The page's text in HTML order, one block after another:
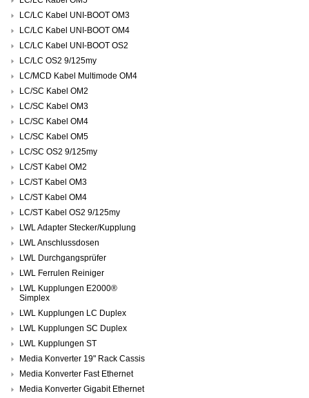
LC/LC Kabel UNI-BOOT OM3
LC/LC Kabel UNI-BOOT OM4
LC/LC Kabel UNI-BOOT OS2
LC/LC OS2 9/125my
LC/MCD Kabel Multimode OM4
LC/SC Kabel OM2
LC/SC Kabel OM3
LC/SC Kabel OM4
LC/SC Kabel OM5
LC/SC OS2 9/125my
LC/ST Kabel OM2
LC/ST Kabel OM3
LC/ST Kabel OM4
LC/ST Kabel OS2 9/125my
LWL Adapter Stecker/Kupplung
LWL Anschlussdosen
LWL Durchgangsprüfer
LWL Ferrulen Reiniger
LWL Kupplungen E2000®
Simplex
LWL Kupplungen LC Duplex
LWL Kupplungen SC Duplex
LWL Kupplungen ST
Media Konverter 19" Rack Cassis
Media Konverter Fast Ethernet
Media Konverter Gigabit Ethernet